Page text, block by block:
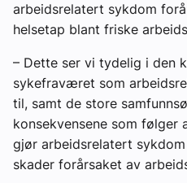
arbeidsrelatert sykdom
helsetap blant friske
– Dette ser vi tydelig i den
sykefraværet som
til, samt de store
konsekvensene som følger
gjør arbeidsrelatert
skader forårsaket av